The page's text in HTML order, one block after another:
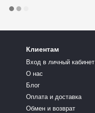
Клиентам
Вход в личный кабинет
О нас
Блог
Оплата и доставка
Обмен и возврат